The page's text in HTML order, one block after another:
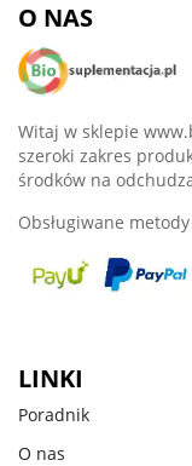
O NAS
Witaj w sklepie
szeroki zakres
środków na
Obsługiwane
LINKI
Poradnik
O nas